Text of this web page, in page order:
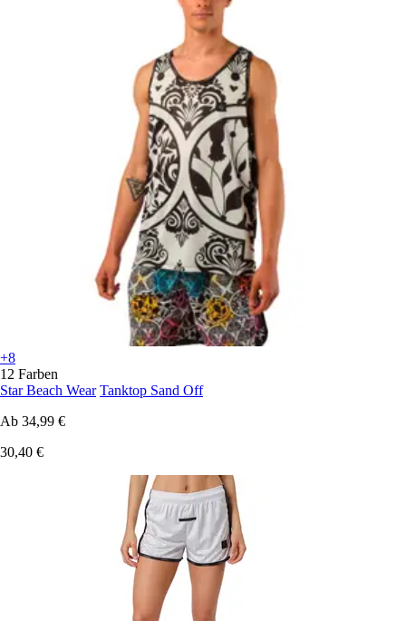
+8
12 Farben
Star Beach Wear Tanktop Sand Off
Ab 34,99 €
30,40 €